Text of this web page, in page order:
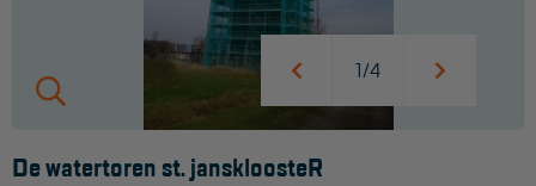
Magazijntrap
Trailertrap
1/4
De watertoren st. janskloosteR